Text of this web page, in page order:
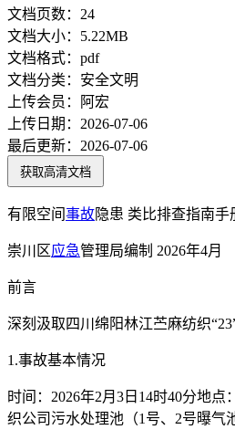
文档页数： 24
文档大小： 5.22MB
文档格式： pdf
文档分类： 安全文明
上传会员：
阿宏
上传日期： 2026-07-06
最后更新： 2026-07-06
获取高清文档
有限空间事故隐患 类比排查指南手
崇川区应急管理局编制 2026年4月
前言
深刻汲取四川绵阳林江苎麻纺织
1.事故基本情况
时间：2026年2月3日14时40分地
织公司污水处理池（1号、2号曝气